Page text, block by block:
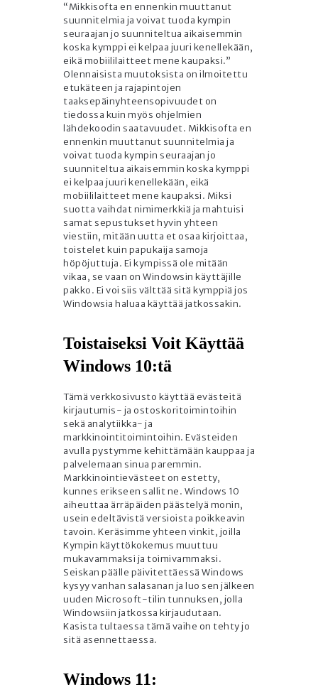
“Mikkisofta en ennenkin muuttanut
suunnitelmia ja voivat tuoda kympin
seuraajan jo suunniteltua aikaisemmin
koska kymppi ei kelpaa juuri kenellekään,
eikä mobiililaitteet mene kaupaksi.”
Olennaisista muutoksista on ilmoitettu
etukäteen ja rajapintojen
taaksepäinyhteensopivuudet on
tiedossa kuin myös ohjelmien
lähdekoodin saatavuudet. Mikkisofta en
ennenkin muuttanut suunnitelmia ja
voivat tuoda kympin seuraajan jo
suunniteltua aikaisemmin koska kymppi
ei kelpaa juuri kenellekään, eikä
mobiililaitteet mene kaupaksi. Miksi
suotta vaihdat nimimerkkiä ja mahtuisi
samat sepustukset hyvin yhteen
viestiin, mitään uutta et osaa kirjoittaa,
toistelet kuin papukaija samoja
höpöjuttuja. Ei kympissä ole mitään
vikaa, se vaan on Windowsin käyttäjille
pakko. Ei voi siis välttää sitä kymppiä jos
Windowsia haluaa käyttää jatkossakin.
Toistaiseksi Voit Käyttää
Windows 10:tä
Tämä verkkosivusto käyttää evästeitä
kirjautumis- ja ostoskoritoimintoihin
sekä analytiikka- ja
markkinointitoimintoihin. Evästeiden
avulla pystymme kehittämään kauppaa ja
palvelemaan sinua paremmin.
Markkinointievästeet on estetty,
kunnes erikseen sallit ne. Windows 10
aiheuttaa ärräpäiden päästelyä monin,
usein edeltävistä versioista poikkeavin
tavoin. Keräsimme yhteen vinkit, joilla
Kympin käyttökokemus muuttuu
mukavammaksi ja toimivammaksi.
Seiskan päälle päivitettäessä Windows
kysyy vanhan salasanan ja luo sen jälkeen
uuden Microsoft-tilin tunnuksen, jolla
Windowsiin jatkossa kirjaudutaan.
Kasista tultaessa tämä vaihe on tehty jo
sitä asennettaessa.
Windows 11: